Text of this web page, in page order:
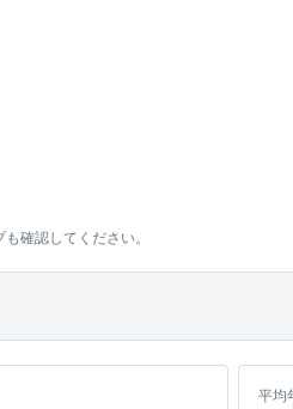
確認してください。
平均